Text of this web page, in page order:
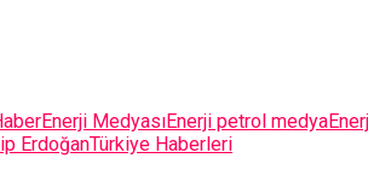
Enerji MedyasıEnerji petrol medya
ErdoğanTürkiye Haberleri